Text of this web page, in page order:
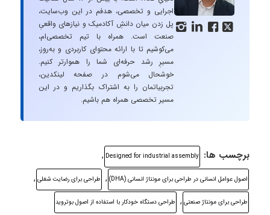
   
اجرایی و تخصصی، هدفم در این وب‌سایت،
پل زدن میان دانشِ آکادمیک و نیازهای واقعیِ
صنعت است. همراه با تیم تخصصی‌ام،
می‌کوشیم تا با ارائه محتوای کاربردی و به‌روز،
مسیرِ رشد حرفه‌ای شما را هموارتر کنیم.
خوشحال می‌شوم در صفحه لینکدین،
تجربیاتمان را به اشتراک بگذاریم و در این
مسیر تخصصی همراه هم باشیم.
برچسب ها: Designed for industrial assembly
,
اصول عوامل انسانی در طراحی برای مونتاژ انسانی (DHA) , طراحی برای رضایت شغلی ,
طراحی برای مونتاژ صنعتی , طراحی دستگاه خودکار با استفاده از اصول بوتروید